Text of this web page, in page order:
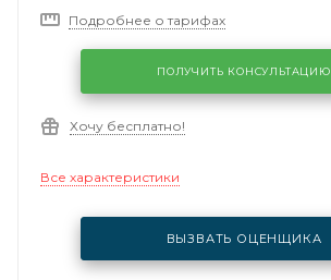
Подробнее о тарифах
ПОЛУЧИТЬ КОНСУЛЬТАЦИЮ
Хочу бесплатно!
Все характеристики
ВЫЗВАТЬ ОЦЕНЩИКА